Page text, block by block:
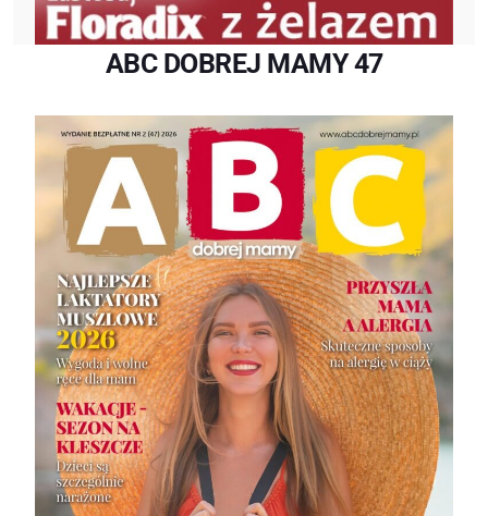
ABC DOBREJ MAMY 47